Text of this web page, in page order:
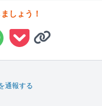
しょう！
通報する